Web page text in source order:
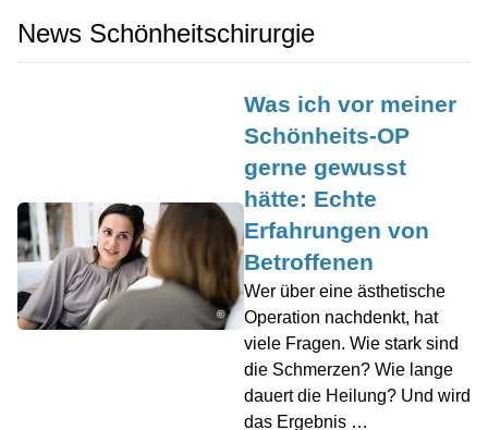
News Schönheitschirurgie
©
Was ich vor meiner
Schönheits-OP
gerne gewusst
hätte: Echte
Erfahrungen von
Betroffenen
Wer über eine ästhetische
Operation nachdenkt, hat
viele Fragen. Wie stark sind
die Schmerzen? Wie lange
dauert die Heilung? Und wird
das Ergebnis …